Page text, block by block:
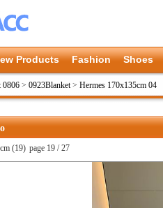
Products Fashion Shoes
0806 > 0923Blanket> Hermes 170x135cm 04
(19) page 19 / 27